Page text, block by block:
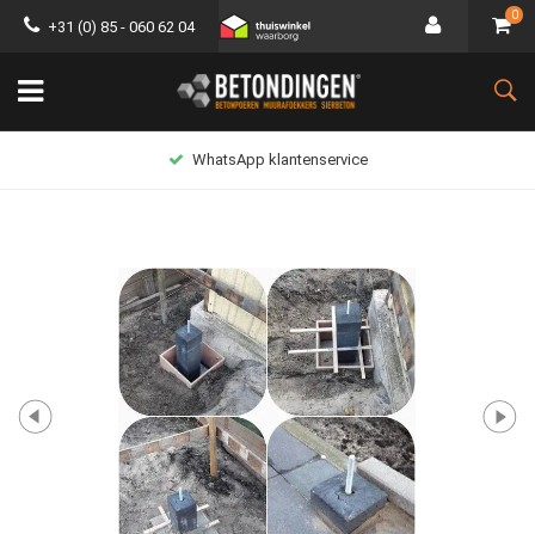
+31 (0) 85 - 060 62 04
0
WhatsApp klantenservice